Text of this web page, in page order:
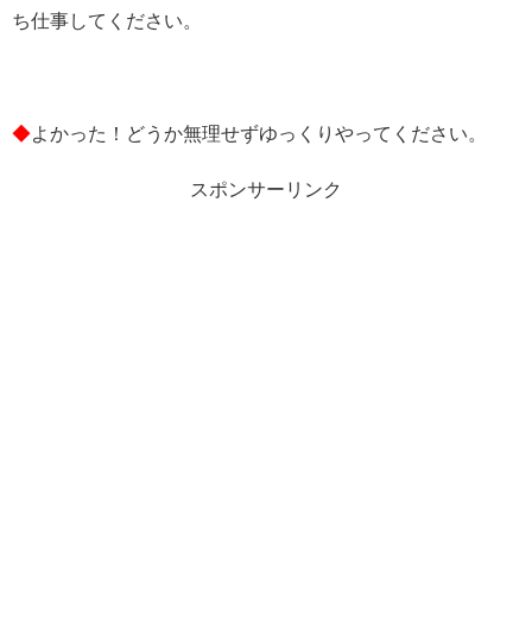
ち仕事してください。
◆よかった！どうか無理せずゆっくりやってください。
スポンサーリンク